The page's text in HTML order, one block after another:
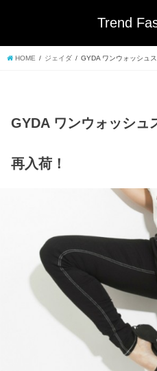
Trend
HOME ジェイダ GYDA ワンウォッシュ
GYDA ワンウォッシュ
再入荷！